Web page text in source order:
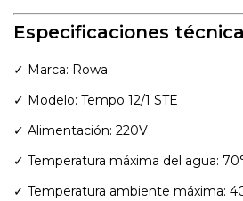
Especificaciones
✓ Marca: Rowa
✓ Modelo: Tempo 12/1 STE
✓ Alimentación: 220V
✓ Temperatura máxima del agua:
✓ Temperatura ambiente máxima: